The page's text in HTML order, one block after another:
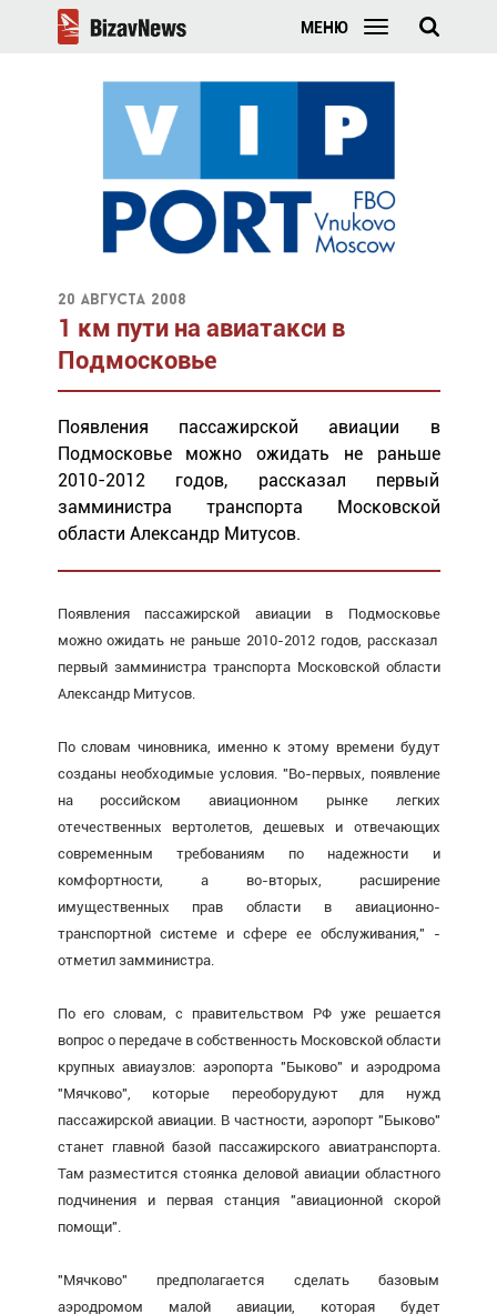
МЕНЮ
20 августа 2008
1 км пути на авиатакси в
Подмосковье
Появления пассажирской авиации в
Подмосковье можно ожидать не раньше
2010-2012 годов, рассказал первый
замминистра транспорта Московской
области Александр Митусов.
Появления пассажирской авиации в Подмосковье
можно ожидать не раньше 2010-2012 годов, рассказал
первый замминистра транспорта Московской области
Александр Митусов.
По словам чиновника, именно к этому времени будут
созданы необходимые условия. "Во-первых, появление
на российском авиационном рынке легких
отечественных вертолетов, дешевых и отвечающих
современным требованиям по надежности и
комфортности, а во-вторых, расширение
имущественных прав области в авиационно-
транспортной системе и сфере ее обслуживания," -
отметил замминистра.
По его словам, с правительством РФ уже решается
вопрос о передаче в собственность Московской области
крупных авиаузлов: аэропорта "Быково" и аэродрома
"Мячково", которые переоборудуют для нужд
пассажирской авиации. В частности, аэропорт "Быково"
станет главной базой пассажирского авиатранспорта.
Там разместится стоянка деловой авиации областного
подчинения и первая станция "авиационной скорой
помощи".
"Мячково" предполагается сделать базовым
аэродромом малой авиации, которая будет